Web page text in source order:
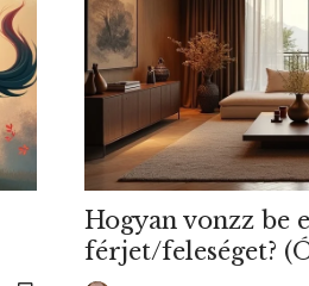
Hogyan vonzz be
férjet/feleséget?